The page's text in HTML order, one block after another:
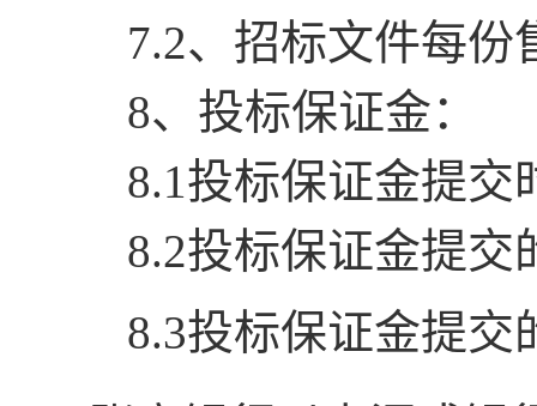
7.2、招标文件每份
8、投标保证金：
8.1投标保证金提交
8.2投标保证金提交
8.3投标保证金提交